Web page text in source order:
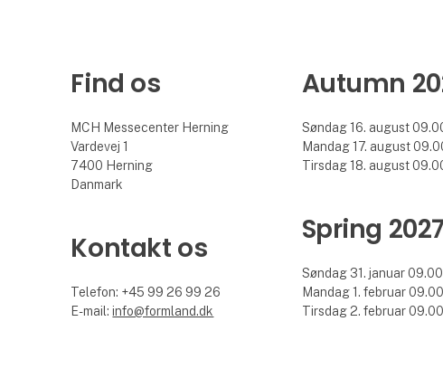
Find os
MCH Messecenter Herning
Vardevej 1
7400 Herning
Danmark
Kontakt os
Telefon: +45 99 26 99 26
E-mail:info@formland.dk
Autumn
Søndag 16. august
Mandag 17. august
Tirsdag 18. august
Spring 2027
Søndag 31. januar 09.00
Mandag 1. februar 09.00
Tirsdag 2. februar 09.00